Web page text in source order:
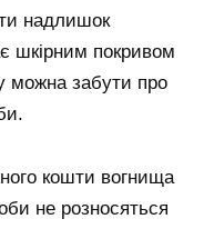
надлишок
шкірним покривом
можна забути про
кошти вогнища
не розносяться